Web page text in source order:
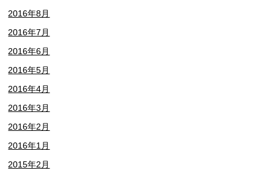
2016年8月
2016年7月
2016年6月
2016年5月
2016年4月
2016年3月
2016年2月
2016年1月
2015年2月